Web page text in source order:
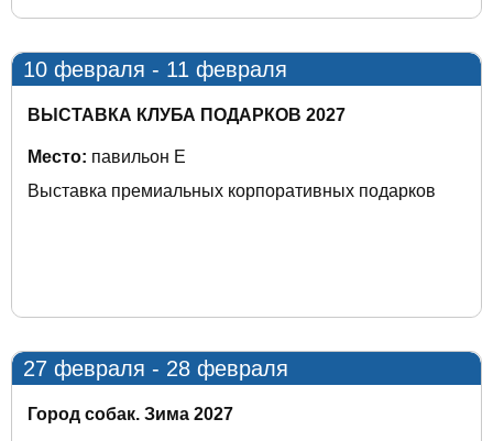
10 февраля - 11 февраля
ВЫСТАВКА КЛУБА ПОДАРКОВ 2027
Место: павильон E
Выставка премиальных корпоративных подарков
27 февраля - 28 февраля
Город собак. Зима 2027